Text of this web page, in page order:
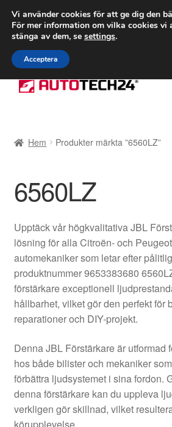
FRAKT från
Ring 766 924 713
Hoppa
till
Hoppa
till
Betalningar
Integritetspolicy
Kolla upp
Kontakt
Mitt konto
Om oss
Reklamationsprocedur
Transport
Hem Produkter märkta ”6560LZ”
6560LZ
Upptäck vår högkvalitativa JBL
lösning för alla Citroën- och
automekaniker som letar efter
produktnummer 9653383680
förstärkare exceptionell
hållbarhet, vilket gör den perfekt för
reparationer och DIY-projekt.
Denna JBL Förstärkare är utformad
hos både bilister och mekaniker
förbättra ljudsystemet i sina fordon.
denna förstärkare kan du uppleva
verkligen gör skillnad, vilket
körupplevelse.
Vi använder cookies för att ge dig den
För mer information om vilka cookies vi
stänga av dem, se settings.
Acceptera